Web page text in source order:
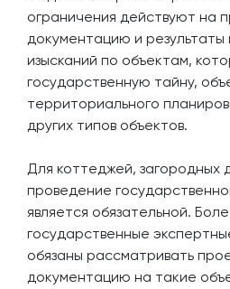
ограничения действуют на
документацию и
изысканий по объектам,
государственную тайну,
территориального
других типов объектов.
Для коттеджей, загородных
проведение
является обязательной.
государственные
обязаны рассматривать
документацию на такие